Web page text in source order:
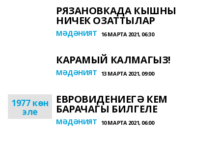
РЯЗАНОВКАДА КЫШНЫ
НИЧЕК ОЗАТТЫЛАР
МӘДӘНИЯТ 16 МАРТА 2021, 06:30
КАРАМЫЙ КАЛМАГЫЗ!
МӘДӘНИЯТ 13 МАРТА 2021, 09:00
1977 көн
эле
ЕВРОВИДЕНИЕГӘ КЕМ
БАРАЧАГЫ БИЛГЕЛЕ
МӘДӘНИЯТ 10 МАРТА 2021, 06:00